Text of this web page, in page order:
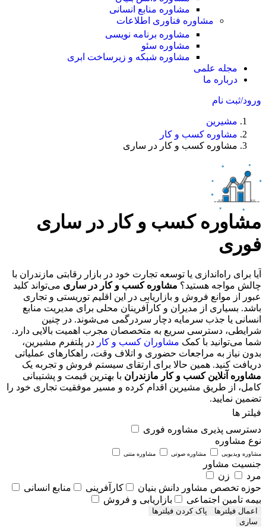
مشاوره منابع انسانی
مشاوره فناوری اطلاعات
مشاوره برنامه نویسی
مشاوره سئو
مشاوره شبکه و زیرساخت ابری
مجله علمی
درباره ما
ورود/ثبت نام
مشیرین
مشاوره کسب و کار
مشاوره کسب و کار در ساری
مشاوره کسب و کار در ساری
فوری
آیا برای راه‌اندازی یا توسعه تجارت خود در بازار رقابتی مازندران با
چالش مواجه هستید؟ مشاوره کسب و کار در ساری می‌تواند کلید
عبور از موانع فروش و بازاریابی در این اقلیم توریستی و تجاری
باشد. بسیاری از مدیران و کارآفرینان محلی برای مدیریت منابع
انسانی یا جذب سرمایه دچار سردرگمی می‌شوند. در چنین
شرایطی، دسترسی سریع به متخصصان مجرب اهمیت بالایی دارد.
شما می‌توانید با کمک مشاوران کسب و کار در پلتفرم مشیرین،
بدون نیاز به مراجعات حضوری و اتلاف وقت، راهکارهای عملیاتی
دریافت کنید. همین حالا برای ارتقای سیستم فروش و تجربه یک
مشاوره آنلاین کسب و کار مازندران با بهترین قیمت و پشتیبانی
کامل، از طریق مشیرین اقدام کرده و مسیر موفقیت تجاری خود را
تضمین نمایید.
فیلتر ها
دسترسی پذیری مشاوره فوری
نوع مشاوره
مشاوره ویدیویی مشاوره صوتی مشاوره متنی
جنسیت مشاور
مرد
زن
حوزه تخصص مشاور دانش بنیان کارآفرینی
منابع انسانی
بیمه تامین اجتماعی
بازاریابی و فروش
اعمال فیلترها
ساری